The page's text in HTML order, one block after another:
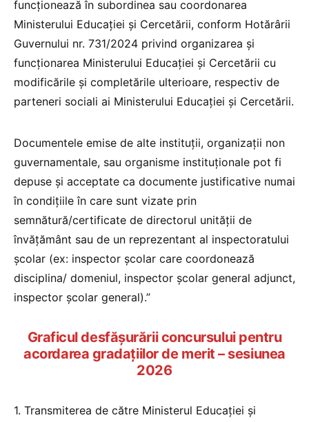
funcționează în subordinea sau coordonarea
Ministerului Educației și Cercetării, conform Hotărârii
Guvernului nr. 731/2024 privind organizarea şi
funcţionarea Ministerului Educaţiei şi Cercetării cu
modificările și completările ulterioare, respectiv de
parteneri sociali ai Ministerului Educaţiei şi Cercetării.
Documentele emise de alte instituții, organizații non
guvernamentale, sau organisme instituționale pot fi
depuse și acceptate ca documente justificative numai
în condițiile în care sunt vizate prin
semnătură/certificate de directorul unității de
învățământ sau de un reprezentant al inspectoratului
școlar (ex: inspector școlar care coordonează
disciplina/ domeniul, inspector școlar general adjunct,
inspector școlar general).”
Graficul desfăşurării concursului pentru
acordarea gradaţiilor de merit – sesiunea
2026
1. Transmiterea de către Ministerul Educației și